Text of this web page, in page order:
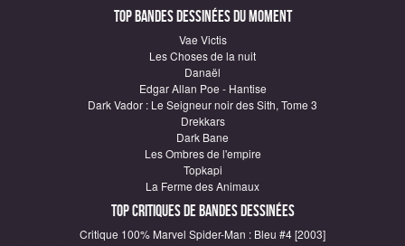
Top Bandes Dessinées du moment
Vae Victis
Les Choses de la nuit
Danaël
Edgar Allan Poe - Hantise
Dark Vador : Le Seigneur noir des Sith, Tome 3
Drekkars
Dark Bane
Les Ombres de l'empire
Topkapi
La Ferme des Animaux
Top critiques de Bandes Dessinées
Critique 100% Marvel Spider-Man : Bleu #4 [2003]